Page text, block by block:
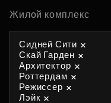
Жилой комплекс
Сидней Сити
Скай Гарден
Архитектор
Роттердам
Режиссер
Лэйк